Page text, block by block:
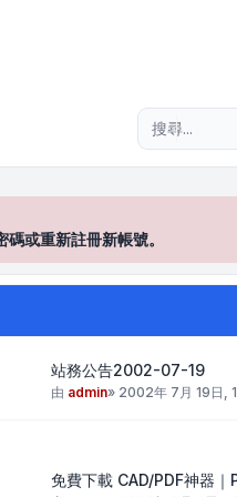
或重新註冊新帳號。
站務公告2002-07-19
由 admin» 2002年 7月 19日,
免費下載 CAD/PDF神器